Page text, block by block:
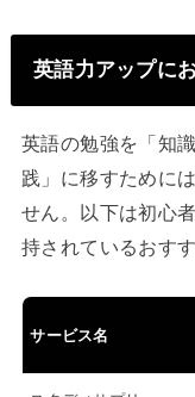
英語力アップに
英語の勉強を「知
践」に移すために
せん。以下は初心
持されているおす
サービス名